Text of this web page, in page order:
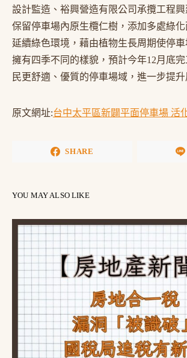
設計監造、裕興營造有限公司承攬工程興
保留停車場內原生欖仁樹，添加多處綠
延續綠色環境，藉由植物生長周期使停車
擁有四季不同的樣貌，預計今年12月底
民更舒適、優質的停車場域，進一步提升
原文網址:台中太平區新闢平面停車場 活
SHARE
YOU MAY ALSO LIKE